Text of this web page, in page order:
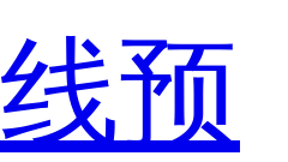
预